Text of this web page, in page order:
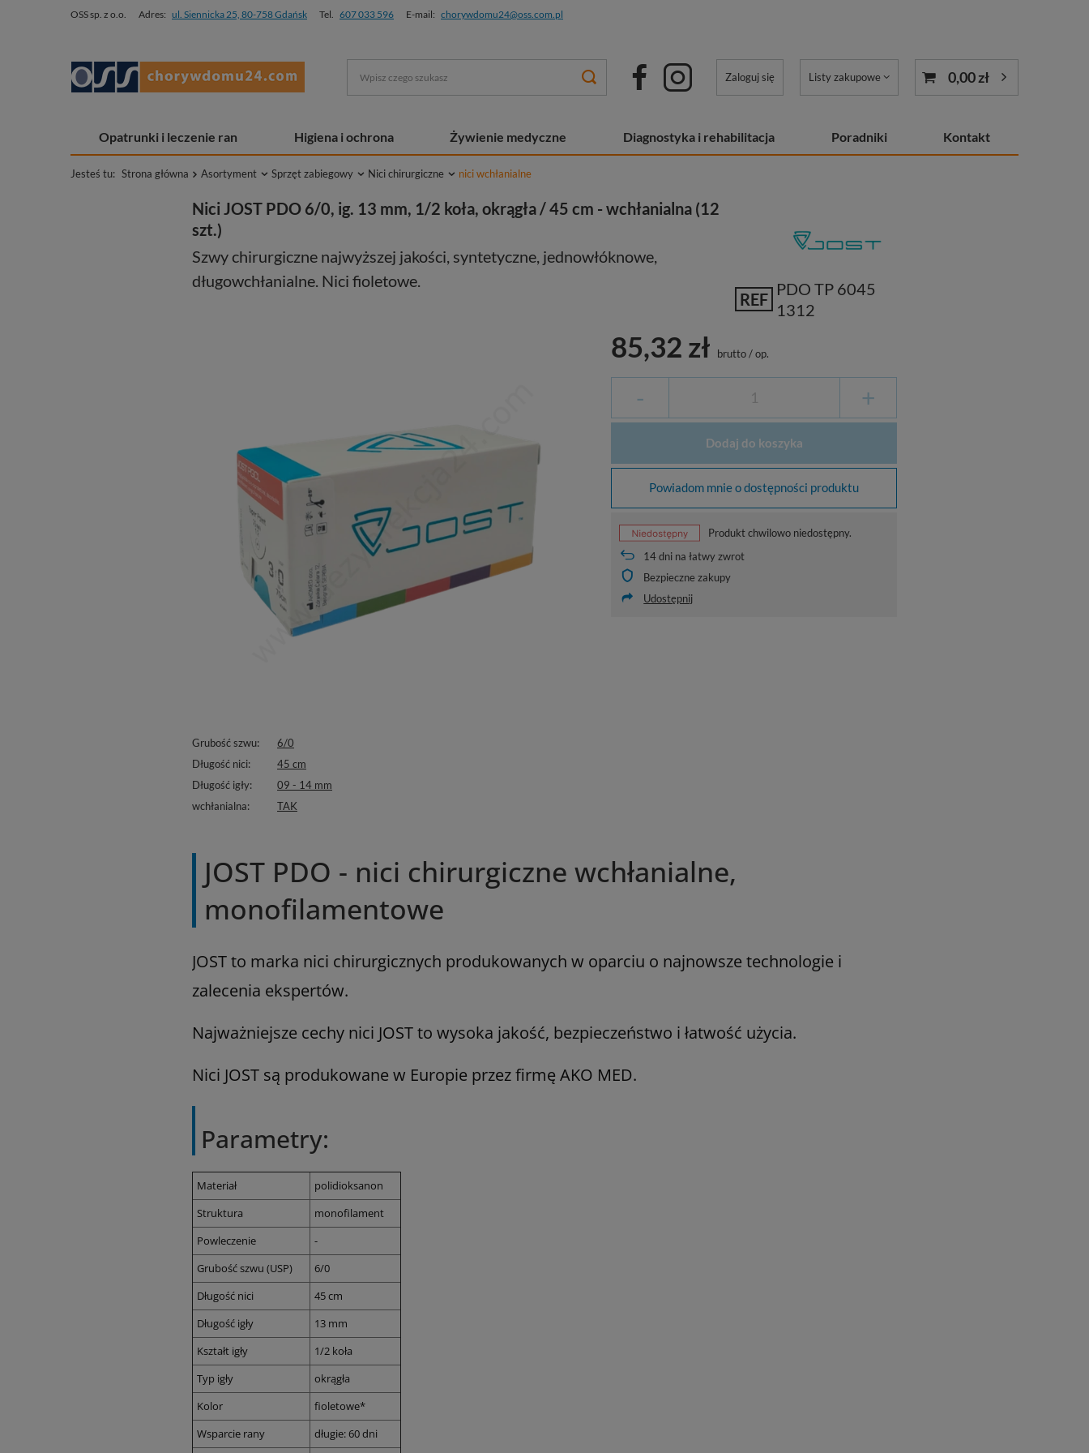
OSS sp. z o.o. Adres: ul. Siennicka 25, 80-758 Gdańsk Tel. 607 033 596 E-mail: chorywdomu24@oss.com.pl
Zaloguj się Listy zakupowe 0,00 zł
Opatrunki i leczenie ran Higiena i ochrona Żywienie medyczne Diagnostyka i rehabilitacja Poradniki Kontakt
Jesteś tu: Strona główna Asortyment Sprzęt zabiegowy Nici chirurgiczne nici wchłanialne
Grubość szwu
6/0
Długość nici
45 cm
Długość igły
09 - 14 mm
wchłanialna
TAK
Nici JOST PDO 6/0, ig. 13 mm, 1/2 koła, okrągła / 45 cm - wchłanialna (12
szt.)
Szwy chirurgiczne najwyższej jakości, syntetyczne, jednowłóknowe,
długowchłanialne. Nici fioletowe.
REF
PDO TP 6045
1312
85,32 zł brutto/op.
- +
Dodaj do koszyka
Powiadom mnie o dostępności produktu
Produkt chwilowo niedostępny.
14dni na łatwy zwrot
Bezpieczne zakupy
Udostępnij
JOST PDO - nici chirurgiczne wchłanialne,
monofilamentowe
JOST to marka nici chirurgicznych produkowanych w oparciu o najnowsze technologie i
zalecenia ekspertów.
Najważniejsze cechy nici JOST to wysoka jakość, bezpieczeństwo i łatwość użycia.
Nici JOST są produkowane w Europie przez firmę AKO MED.
Parametry:
Materiał
polidioksanon
Struktura
monofilament
Powleczenie
-
Grubość szwu (USP)
6/0
Długość nici
45 cm
Długość igły
13 mm
Kształt igły
1/2 koła
Typ igły
okrągła
Kolor
fioletowe*
Wsparcie rany
długie: 60 dni